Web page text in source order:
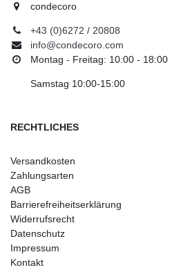
condecoro
+43 (0)6272 / 20808
info@condecoro.com
Montag - Freitag: 10:00 - 18:00
Samstag 10:00-15:00
RECHTLICHES
Versandkosten
Zahlungsarten
AGB
Barrierefreiheitserklärung
Widerrufsrecht
Datenschutz
Impressum
Kontakt